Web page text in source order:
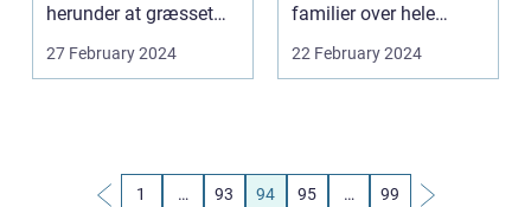
herunder at græsset
trimmes. Hvis du vil
27 February 2024
familier over hele
verden takket være
dens komf...
22 February 2024
1 … 93 94 95 … 99